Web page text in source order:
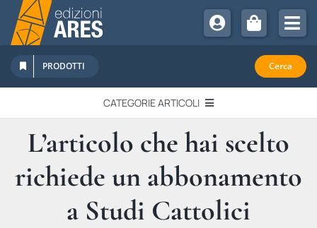
Salta
contenuto
Chi Siamo
Sostienici
Abbonamenti
Promozioni
Newsletter
PRODOTTI Cerca
CATEGORIE ARTICOLI
EDITORIALI
IN QUESTO NUMERO
L’articolo che hai scelto
richiede un abbonamento
a Studi Cattolici